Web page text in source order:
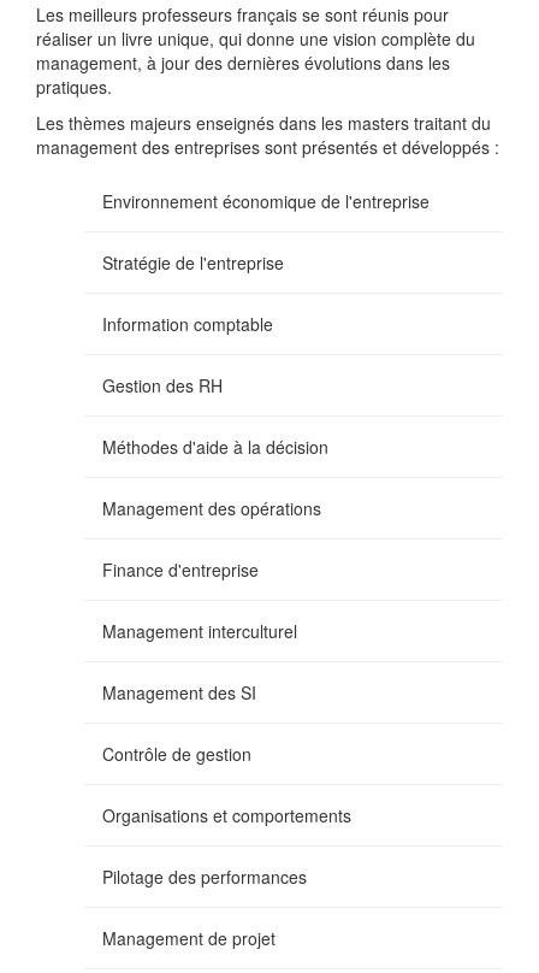
Les meilleurs professeurs français se sont réunis pour
réaliser un livre unique, qui donne une vision complète du
management, à jour des dernières évolutions dans les
pratiques.
Les thèmes majeurs enseignés dans les masters traitant du
management des entreprises sont présentés et développés :
Environnement économique de l'entreprise
Stratégie de l'entreprise
Information comptable
Gestion des RH
Méthodes d'aide à la décision
Management des opérations
Finance d'entreprise
Management interculturel
Management des SI
Contrôle de gestion
Organisations et comportements
Pilotage des performances
Management de projet